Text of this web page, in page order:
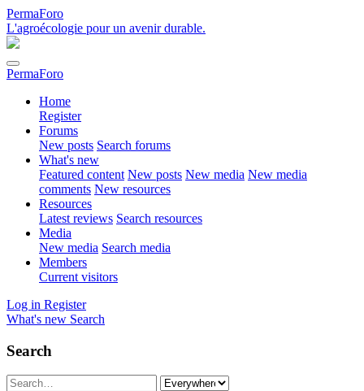
PermaForo
L'agroécologie pour un avenir durable.
PermaForo
Home
Register
Forums
New posts Search forums
What's new
Featured content New posts New media New media
comments New resources
Resources
Latest reviews Search resources
Media
New media Search media
Members
Current visitors
Log in Register
What's new Search
Search